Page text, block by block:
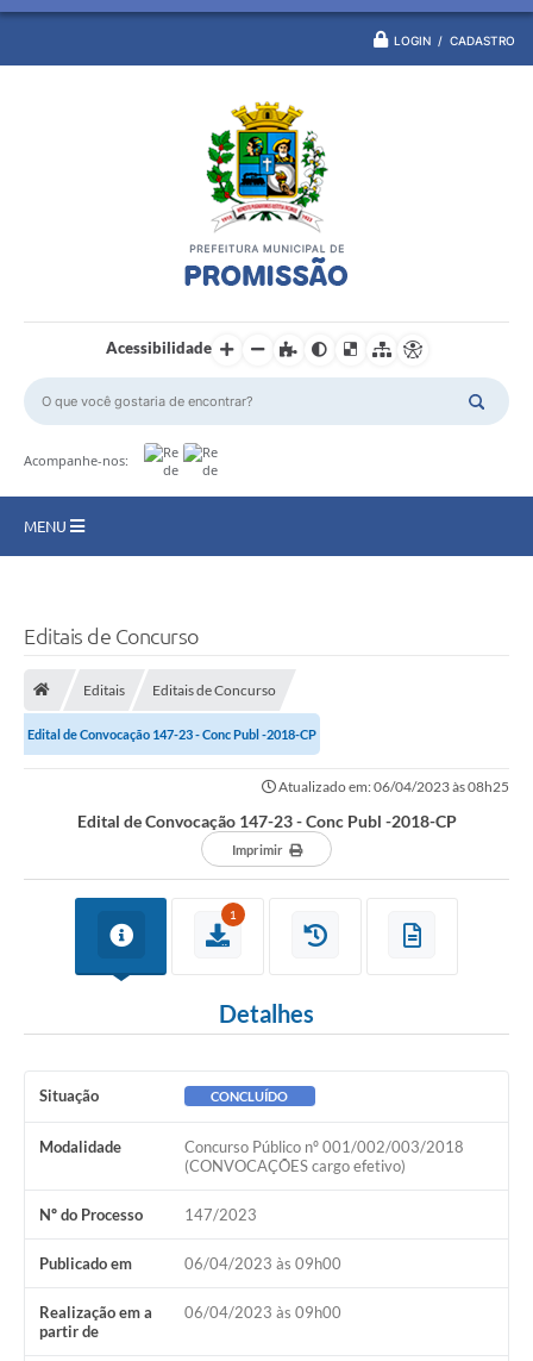
LOGIN / CADASTRO
Acessibilidade
Acompanhe-nos:
MENU
Turismo
Ouvidoria
Editais
A Nossa Cidade
Ambiente
Orçamento Participativo 2026
Turismo
Tributos
Lançadoria
Editais de Concurso
Editais Editais de Concurso
Edital de Convocação 147-23 - Conc Publ -2018-CP
Atualizado em: 06/04/2023 às 08h25
Edital de Convocação 147-23 - Conc Publ -2018-CP
Imprimir
1
Detalhes
Situação CONCLUÍDO
Modalidade
Concurso Público nº 001/002/003/2018
(CONVOCAÇÕES cargo efetivo)
Nº do Processo 147/2023
Publicado em 06/04/2023 às 09h00
Realização em a
partir de
06/04/2023 às 09h00